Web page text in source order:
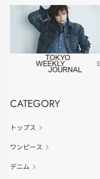
CATEGORY
トップス
ワンピース
デニム